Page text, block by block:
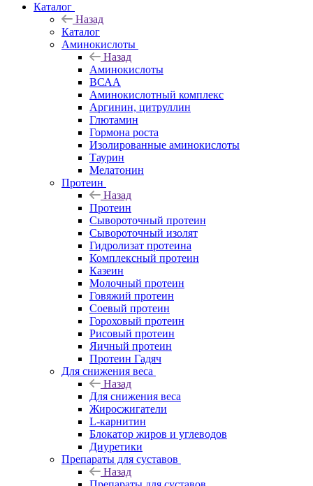
Каталог
Назад
Каталог
Аминокислоты
Назад
Аминокислоты
ВСАА
Аминокислотный комплекс
Аргинин, цитруллин
Глютамин
Гормона роста
Изолированные аминокислоты
Таурин
Мелатонин
Протеин
Назад
Протеин
Сывороточный протеин
Сывороточный изолят
Гидролизат протеина
Комплексный протеин
Казеин
Молочный протеин
Говяжий протеин
Соевый протеин
Гороховый протеин
Рисовый протеин
Яичный протеин
Протеин Гадяч
Для снижения веса
Назад
Для снижения веса
Жиросжигатели
L-карнитин
Блокатор жиров и углеводов
Диуретики
Препараты для суставов
Назад